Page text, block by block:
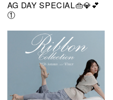
AG DAY SPECIAL👜💎💕
①